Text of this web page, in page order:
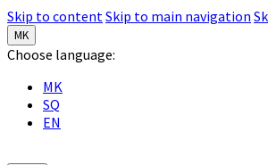
Skip to contentSkip to main navigation
MK
Choose language:
MK
SQ
EN